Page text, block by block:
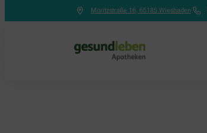
Moritzstraße 16, 65185 Wiesbaden